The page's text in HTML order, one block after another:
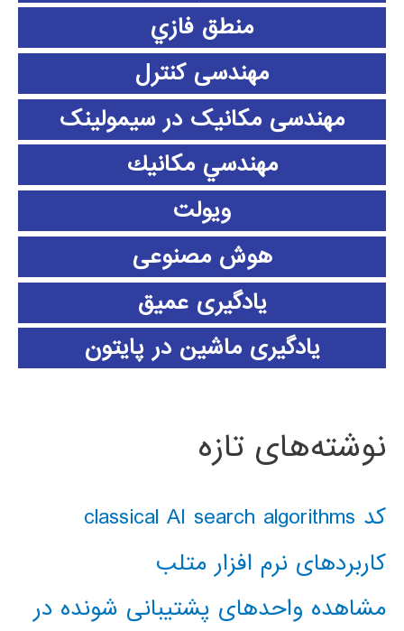
منطق فازي
مهندسی کنترل
مهندسی مکانیک در سیمولینک
مهندسي مكانيك
ویولت
هوش مصنوعی
یادگیری عمیق
یادگیری ماشین در پایتون
نوشته‌های تازه
کد classical AI search algorithms
کاربردهای نرم افزار متلب
مشاهده واحدهای پشتیبانی شونده در